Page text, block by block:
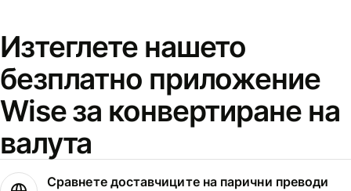
Изтеглете нашето
безплатно приложение
Wise за конвертиране на
валута
Сравнете доставчиците на парични преводи